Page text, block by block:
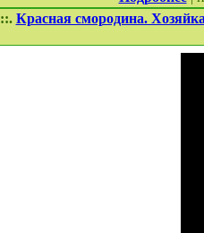
::. Красная смородина.